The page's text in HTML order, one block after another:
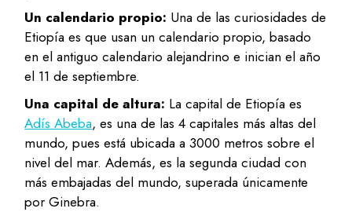
Un calendario propio: Una de las curiosidades de
Etiopía es que usan un calendario propio, basado
en el antiguo calendario alejandrino e inician el año
el 11 de septiembre.
Una capital de altura: La capital de Etiopía es
Adís Abeba, es una de las 4 capitales más altas del
mundo, pues está ubicada a 3000 metros sobre el
nivel del mar. Además, es la segunda ciudad con
más embajadas del mundo, superada únicamente
por Ginebra.